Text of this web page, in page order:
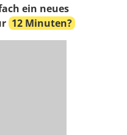
ein neues
12 Minuten?